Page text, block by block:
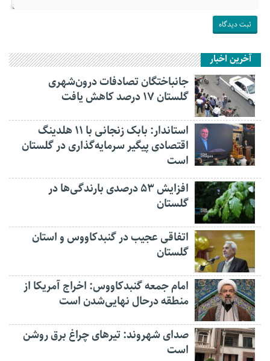
آخرین اخبار
جانباختگان تصادفات درون‌شهری
گلستان ۱۷ درصد کاهش یافت
استاندار: بابک زنجانی با ۱۱ هلدینگ
اقتصادی پیگیر سرمایه‌گذاری در گلستان
است
افزایش ۵۳ درصدی بارندگی‌ها در
گلستان
اتفاقی عجیب در‌ گنبدکاووس و استان
گلستان
امام جمعه گنبدکاووس: اخراج آمریکا از
منطقه درحال نهایی‌شدن است
صدای شهروند: تیرهای چراغ برق روشن
است